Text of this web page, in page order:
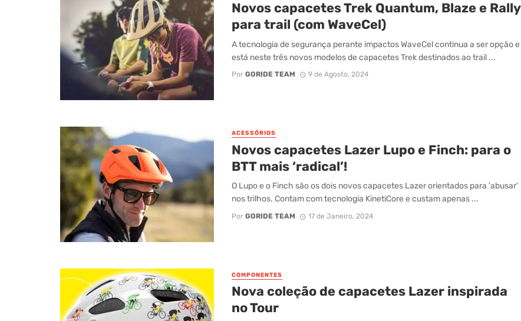
Novos capacetes Trek Quantum, Blaze e Rally
para trail (com WaveCel)
A tecnologia de segurança perante impactos WaveCel continua a ser opção e
está neste três novos modelos de capacetes Trek destinados ao trail ...
Por GORIDE TEAM 9 de Agosto, 2024
ACESSÓRIOS
Novos capacetes Lazer Lupo e Finch: para o
BTT mais ‘radical’!
O Lupo e o Finch são os dois novos capacetes Lazer orientados para 'abusar'
nos trilhos. Contam com tecnologia KinetiCore e custam apenas ...
Por GORIDE TEAM 17 de Janeiro, 2024
COMPONENTES
Nova coleção de capacetes Lazer inspirada
no Tour